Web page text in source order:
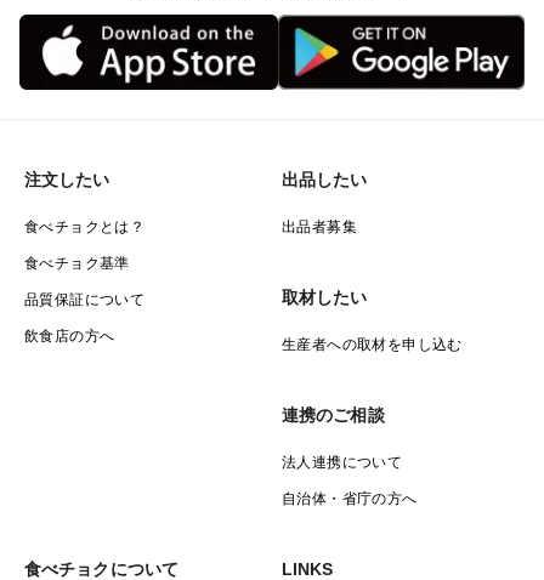
注文したい
食べチョクとは？
食べチョク基準
品質保証について
飲食店の方へ
出品したい
出品者募集
取材したい
生産者への取材を申し込む
連携のご相談
法人連携について
自治体・省庁の方へ
食べチョクについて LINKS